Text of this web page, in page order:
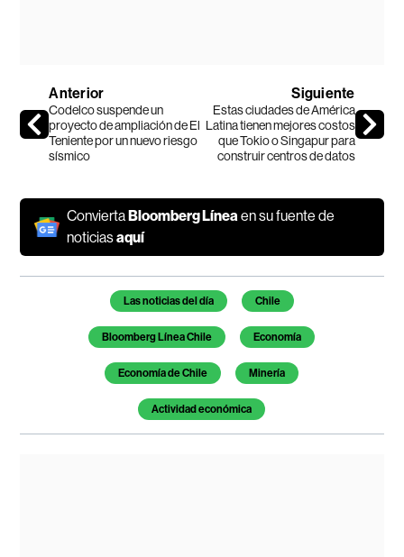
Anterior
Codelco suspende un
proyecto de ampliación de El
Teniente por un nuevo riesgo
sísmico
Siguiente
Estas ciudades de América
Latina tienen mejores costos
que Tokio o Singapur para
construir centros de datos
ConviertaBloomberg Líneaen su fuente de
noticiasaquí
Temas de este artículo
Las noticias del día Chile
Bloomberg Línea Chile Economía
Economía de Chile Minería
Actividad económica